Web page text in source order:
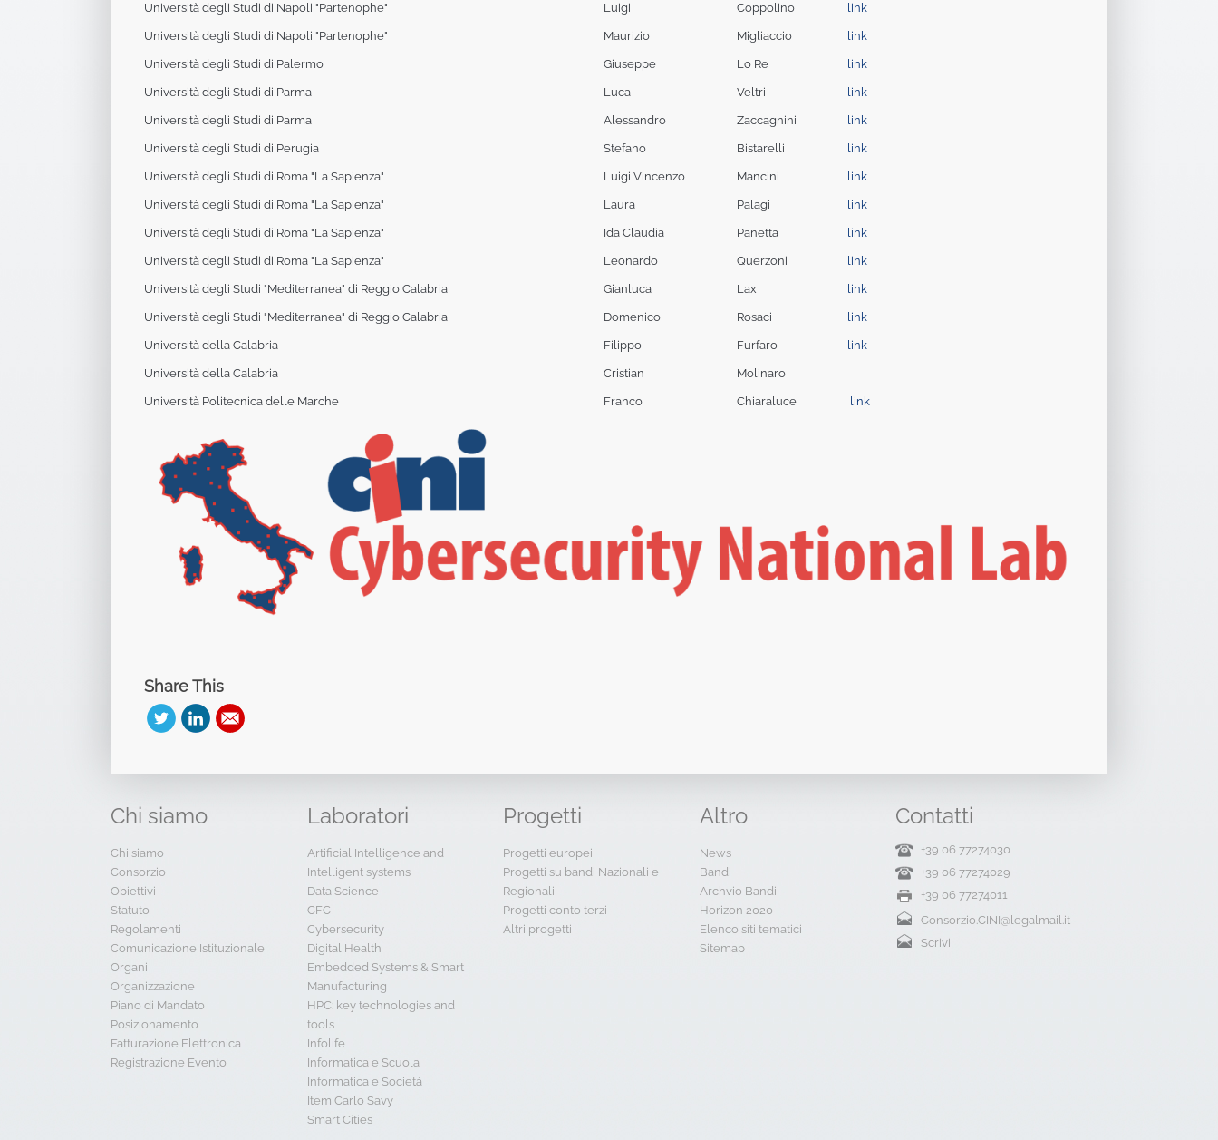
Università degli Studi di Napoli "Partenophe" Luigi Coppolino link
Università degli Studi di Napoli "Partenophe" Maurizio Migliaccio link
Università degli Studi di Palermo Giuseppe Lo Re link
Università degli Studi di Parma Luca Veltri link
Università degli Studi di Parma Alessandro Zaccagnini link
Università degli Studi di Perugia Stefano Bistarelli link
Università degli Studi di Roma "La Sapienza" Luigi Vincenzo Mancini link
Università degli Studi di Roma "La Sapienza" Laura Palagi link
Università degli Studi di Roma "La Sapienza" Ida Claudia Panetta link
Università degli Studi di Roma "La Sapienza" Leonardo Querzoni link
Università degli Studi "Mediterranea" di Reggio Calabria Gianluca Lax link
Università degli Studi "Mediterranea" di Reggio Calabria Domenico Rosaci link
Università della Calabria Filippo Furfaro link
Università della Calabria Cristian Molinaro
Università Politecnica delle Marche Franco Chiaraluce link
Share This
Chi siamo
Chi siamo
Consorzio
Obiettivi
Statuto
Regolamenti
Comunicazione Istituzionale
Organi
Organizzazione
Piano di Mandato
Posizionamento
Fatturazione Elettronica
Registrazione Evento
Laboratori
Artificial Intelligence and
Intelligent systems
Data Science
CFC
Cybersecurity
Digital Health
Embedded Systems & Smart
Manufacturing
HPC: key technologies and
tools
Infolife
Informatica e Scuola
Informatica e Società
Item Carlo Savy
Smart Cities
Progetti
Progetti europei
Progetti su bandi Nazionali e
Regionali
Progetti conto terzi
Altri progetti
Altro
News
Bandi
Archvio Bandi
Horizon 2020
Elenco siti tematici
Sitemap
Contatti
+39 06 77274030
+39 06 77274029
+39 06 77274011
Consorzio.CINI@legalmail.it
Scrivi